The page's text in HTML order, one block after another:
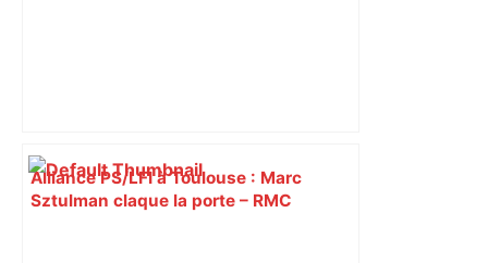
Alliance PS/LFI à Toulouse : Marc
Sztulman claque la porte – RMC